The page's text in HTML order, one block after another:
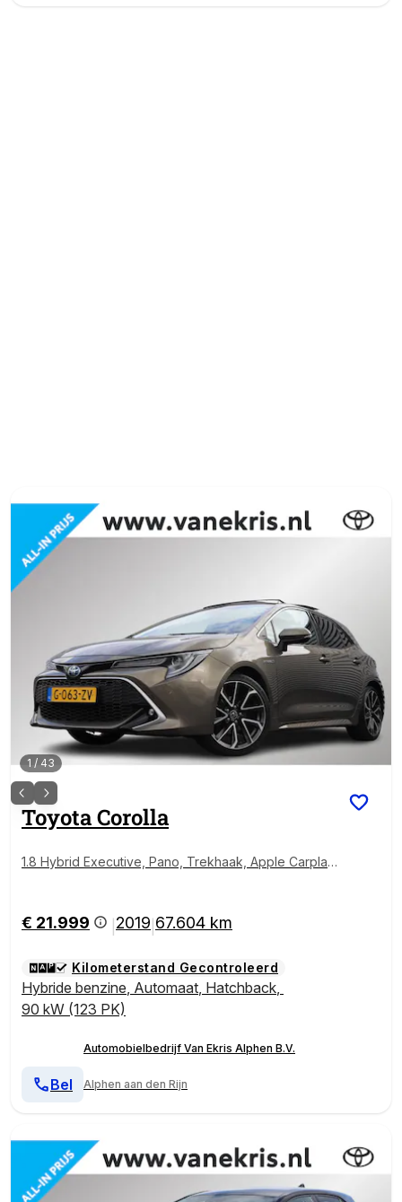
1 / 43
ToyotaCorolla
1.8 Hybrid Executive, Pano, Trekhaak, Apple Carpla
€ 21.999 2019 67.604 km
Kilometerstand Gecontroleerd
Hybride benzine, Automaat, Hatchback,
90 kW (123 PK)
Automobielbedrijf Van Ekris Alphen B.V.
Alphen aan den Rijn
Bel